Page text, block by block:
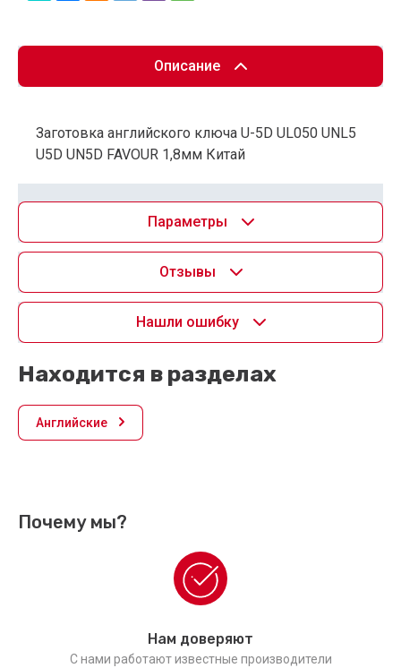
Описание
Заготовка английского ключа U-5D UL050 UNL5
U5D UN5D FAVOUR 1,8мм Китай
Параметры
Отзывы
Нашли ошибку
Находится в разделах
Английские
Почему мы?
Нам доверяют
С нами работают известные производители